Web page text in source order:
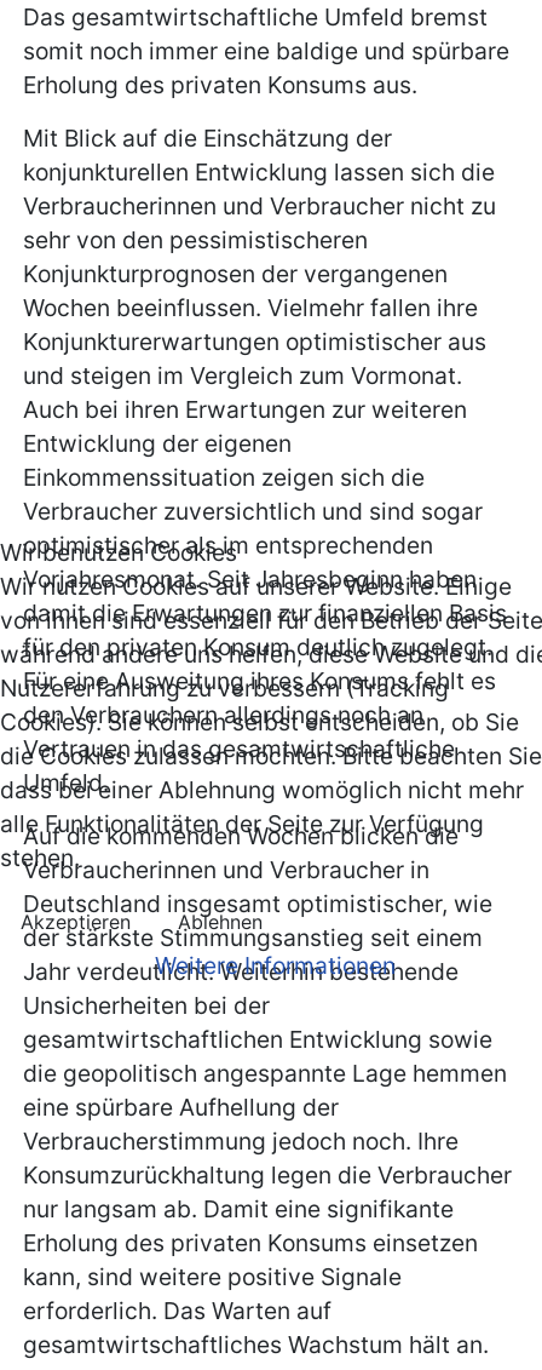
Das gesamtwirtschaftliche Umfeld bremst
somit noch immer eine baldige und spürbare
Erholung des privaten Konsums aus.
Mit Blick auf die Einschätzung der
konjunkturellen Entwicklung lassen sich die
Verbraucherinnen und Verbraucher nicht zu
sehr von den pessimistischeren
Konjunkturprognosen der vergangenen
Wochen beeinflussen. Vielmehr fallen ihre
Konjunkturerwartungen optimistischer aus
und steigen im Vergleich zum Vormonat.
Auch bei ihren Erwartungen zur weiteren
Entwicklung der eigenen
Einkommenssituation zeigen sich die
Verbraucher zuversichtlich und sind sogar
optimistischer als im entsprechenden
Vorjahresmonat. Seit Jahresbeginn haben
damit die Erwartungen zur finanziellen Basis
für den privaten Konsum deutlich zugelegt.
Für eine Ausweitung ihres Konsums fehlt es
den Verbrauchern allerdings noch an
Vertrauen in das gesamtwirtschaftliche
Umfeld.
Auf die kommenden Wochen blicken die
Verbraucherinnen und Verbraucher in
Deutschland insgesamt optimistischer, wie
der stärkste Stimmungsanstieg seit einem
Jahr verdeutlicht. Weiterhin bestehende
Unsicherheiten bei der
gesamtwirtschaftlichen Entwicklung sowie
die geopolitisch angespannte Lage hemmen
eine spürbare Aufhellung der
Verbraucherstimmung jedoch noch. Ihre
Konsumzurückhaltung legen die Verbraucher
nur langsam ab. Damit eine signifikante
Erholung des privaten Konsums einsetzen
kann, sind weitere positive Signale
erforderlich. Das Warten auf
gesamtwirtschaftliches Wachstum hält an.
Wir benutzen Cookies
Wir nutzen Cookies auf unserer Website. Einige
von ihnen sind essenziell für den Betrieb der
während andere uns helfen, diese Website und
Nutzererfahrung zu verbessern (Tracking
Cookies). Sie können selbst entscheiden, ob Sie
die Cookies zulassen möchten. Bitte beachten
dass bei einer Ablehnung womöglich nicht mehr
alle Funktionalitäten der Seite zur Verfügung
stehen.
Akzeptieren Ablehnen
Weitere Informationen